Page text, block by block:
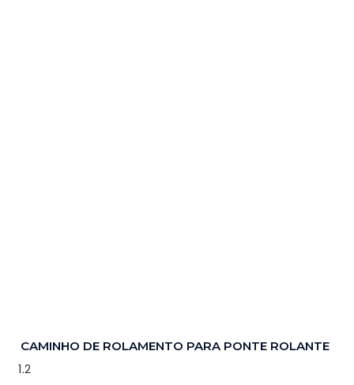
CAMINHO DE ROLAMENTO PARA PONTE ROLANTE